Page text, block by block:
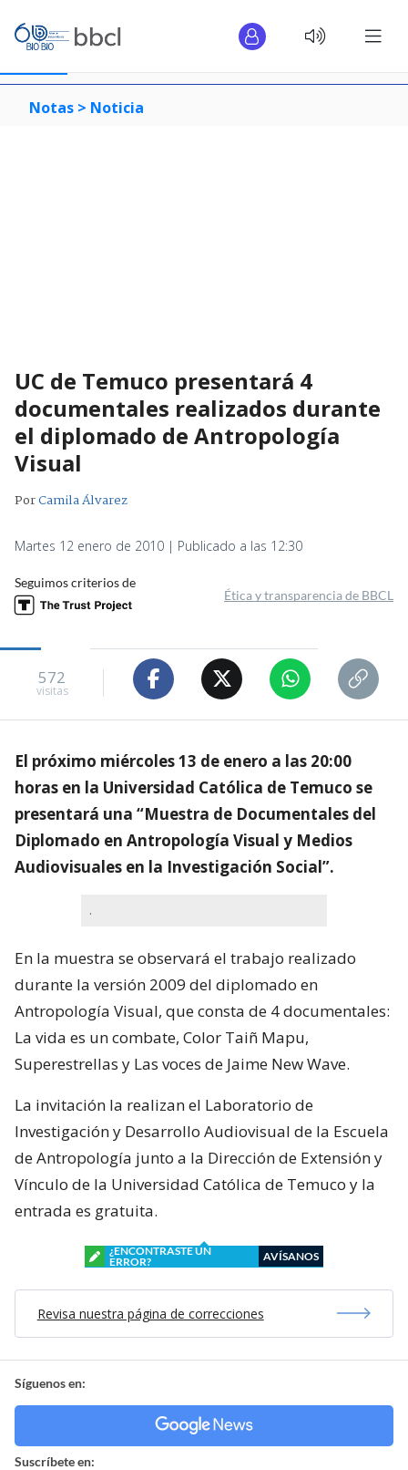
Notas > Noticia
UC de Temuco presentará 4
documentales realizados durante
el diplomado de Antropología
Visual
PorCamila Álvarez
Martes 12 enero de 2010 | Publicado a las 12:30
Seguimos criterios de
Ética y transparencia de BBCL
572
visitas
El próximo miércoles 13 de enero a las 20:00
horas en la Universidad Católica de Temuco se
presentará una “Muestra de Documentales del
Diplomado en Antropología Visual y Medios
Audiovisuales en la Investigación Social”.
.
En la muestra se observará el trabajo realizado
durante la versión 2009 del diplomado en
Antropología Visual, que consta de 4 documentales:
La vida es un combate, Color Taiñ Mapu,
Superestrellas y Las voces de Jaime New Wave.
La invitación la realizan el Laboratorio de
Investigación y Desarrollo Audiovisual de la Escuela
de Antropología junto a la Dirección de Extensión y
Vínculo de la Universidad Católica de Temuco y la
entrada es gratuita.
¿ENCONTRASTE UN
ERROR?
AVÍSANOS
Revisa nuestra página de correcciones
Síguenos en:
Suscríbete en: